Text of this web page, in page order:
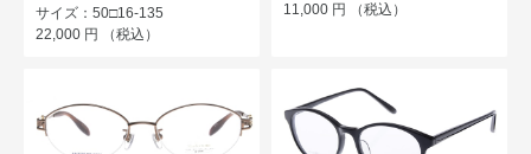
サイズ：50□16-135
22,000 円 （税込）
11,000 円 （税込）